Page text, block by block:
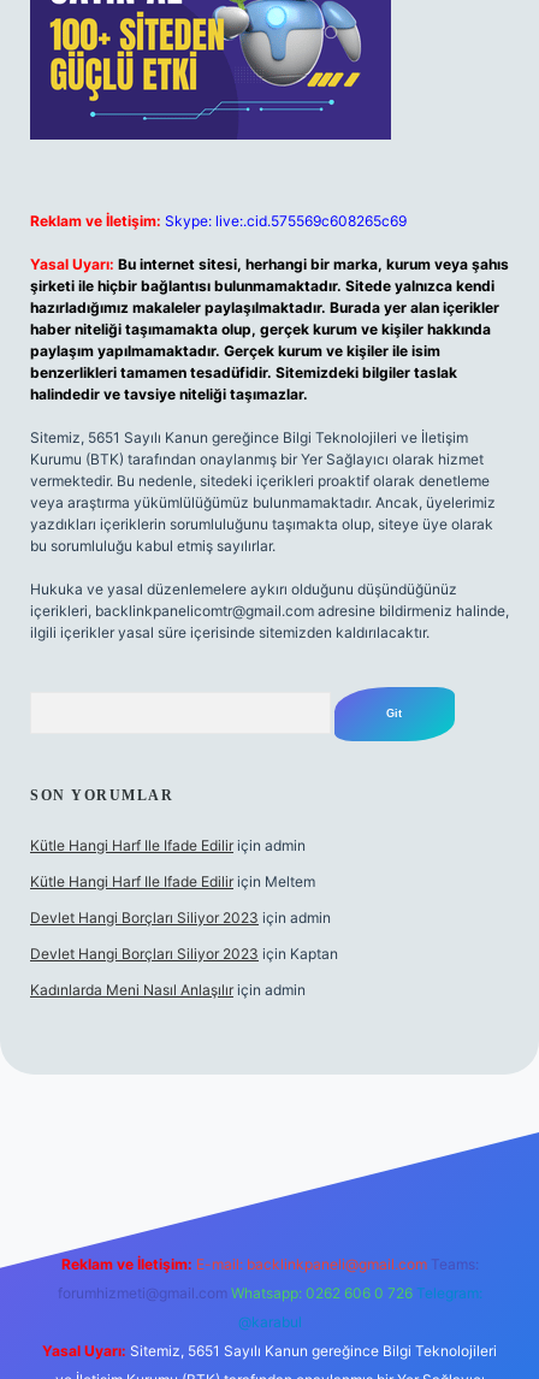
Reklam ve İletişim: Skype: live:.cid.575569c608265c69
Yasal Uyarı: Bu internet sitesi, herhangi bir marka, kurum veya şahıs
şirketi ile hiçbir bağlantısı bulunmamaktadır. Sitede yalnızca kendi
hazırladığımız makaleler paylaşılmaktadır. Burada yer alan içerikler
haber niteliği taşımamakta olup, gerçek kurum ve kişiler hakkında
paylaşım yapılmamaktadır. Gerçek kurum ve kişiler ile isim
benzerlikleri tamamen tesadüfidir. Sitemizdeki bilgiler taslak
halindedir ve tavsiye niteliği taşımazlar.
Sitemiz, 5651 Sayılı Kanun gereğince Bilgi Teknolojileri ve İletişim
Kurumu (BTK) tarafından onaylanmış bir Yer Sağlayıcı olarak hizmet
vermektedir. Bu nedenle, sitedeki içerikleri proaktif olarak denetleme
veya araştırma yükümlülüğümüz bulunmamaktadır. Ancak, üyelerimiz
yazdıkları içeriklerin sorumluluğunu taşımakta olup, siteye üye olarak
bu sorumluluğu kabul etmiş sayılırlar.
Hukuka ve yasal düzenlemelere aykırı olduğunu düşündüğünüz
içerikleri, backlinkpanelicomtr@gmail.com adresine bildirmeniz halinde,
ilgili içerikler yasal süre içerisinde sitemizden kaldırılacaktır.
SON YORUMLAR
Kütle Hangi Harf Ile Ifade Edilir için admin
Kütle Hangi Harf Ile Ifade Edilir için Meltem
Devlet Hangi Borçları Siliyor 2023 için admin
Devlet Hangi Borçları Siliyor 2023 için Kaptan
Kadınlarda Meni Nasıl Anlaşılır için admin
Betexper
Reklam ve İletişim: E-mail: backlinkpaneli@gmail.com Teams:
forumhizmeti@gmail.com Whatsapp: 0262 606 0 726 Telegram:
@karabul
Yasal Uyarı: Sitemiz, 5651 Sayılı Kanun gereğince Bilgi Teknolojileri